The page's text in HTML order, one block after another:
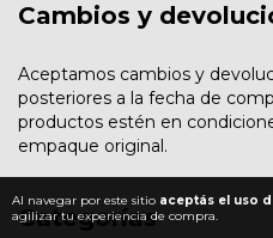
Al navegar por este sitio aceptás el uso
agilizar tu experiencia de compra.
Cambios y
Aceptamos cambios y
posteriores a la fecha de
productos estén en
empaque original.
Categorías